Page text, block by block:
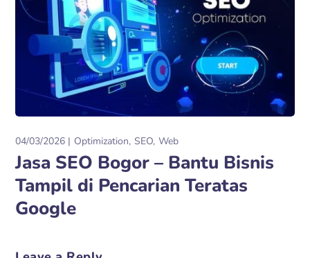
04/03/2026 Optimization SEO Web
Jasa SEO Bogor – Bantu Bisnis
Tampil di Pencarian Teratas
Google